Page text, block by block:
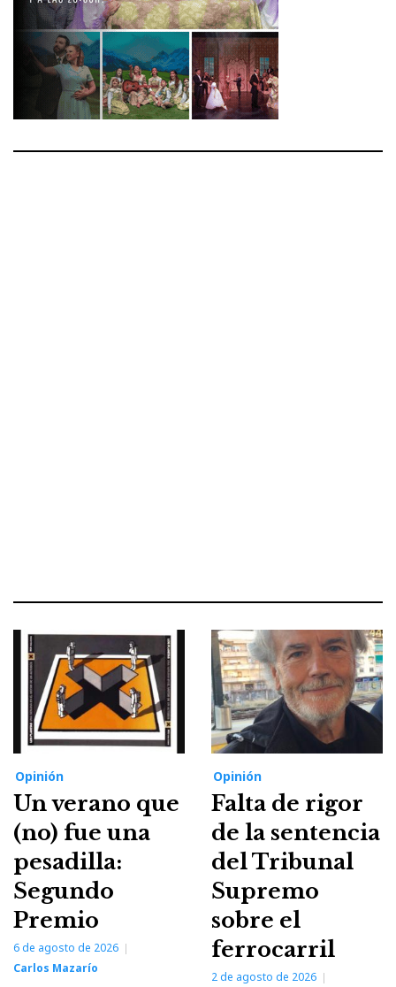
Opinión
Un verano que
(no) fue una
pesadilla:
Segundo
Premio
6 de agosto de 2026
Carlos Mazarío
Opinión
Falta de rigor
de la sentencia
del Tribunal
Supremo
sobre el
ferrocarril
2 de agosto de 2026